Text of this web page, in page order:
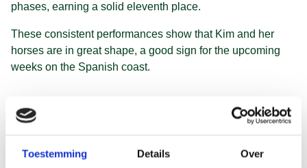
Toestemming Details Over
phases, earning a solid eleventh place.
These consistent performances show that Kim and her
horses are in great shape, a good sign for the upcoming
weeks on the Spanish coast.
Read more
https://online.equipe.com/startlists/1164059?